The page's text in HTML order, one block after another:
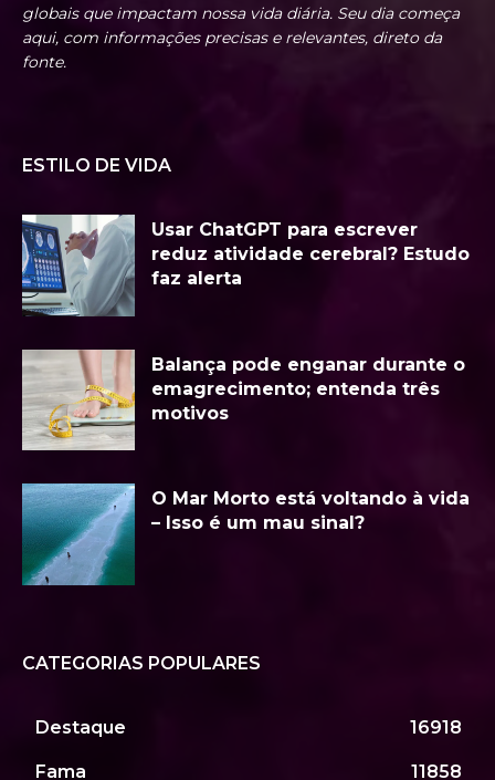
globais que impactam nossa vida diária. Seu dia começa
aqui, com informações precisas e relevantes, direto da
fonte.
ESTILO DE VIDA
Usar ChatGPT para escrever
reduz atividade cerebral? Estudo
faz alerta
Balança pode enganar durante o
emagrecimento; entenda três
motivos
O Mar Morto está voltando à vida
– Isso é um mau sinal?
CATEGORIAS POPULARES
Destaque 16918
Fama 11858